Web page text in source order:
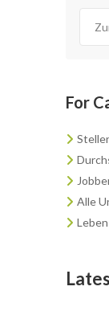
For
Alle